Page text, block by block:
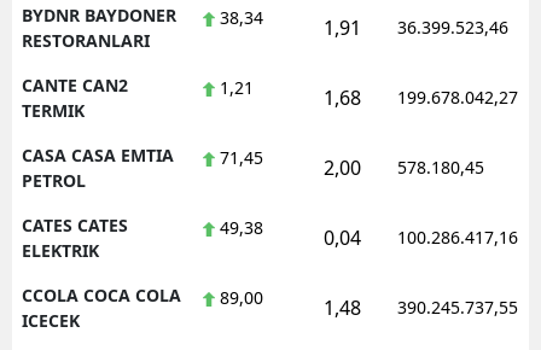
BYDNR BAYDONER
RESTORANLARI
38,34 1,91 36.399.523,46
CANTE CAN2
TERMIK
1,21 1,68 199.678.042,27
CASA CASA EMTIA
PETROL
71,45 2,00 578.180,45
CATES CATES
ELEKTRIK
49,38 0,04 100.286.417,16
CCOLA COCA COLA
ICECEK
89,00 1,48 390.245.737,55